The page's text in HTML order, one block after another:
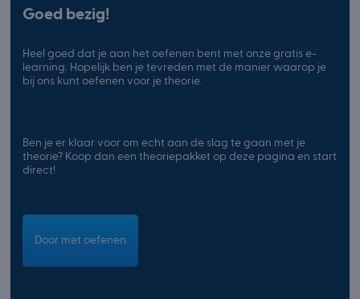
Goed bezig!
Heel goed dat je aan het oefenen bent met onze gratis e-
learning. Hopelijk ben je tevreden met de manier waarop je
bij ons kunt oefenen voor je theorie.
Ben je er klaar voor om echt aan de slag te gaan met je
theorie? Koop dan een theoriepakket op deze pagina en start
direct!
Door met oefenen